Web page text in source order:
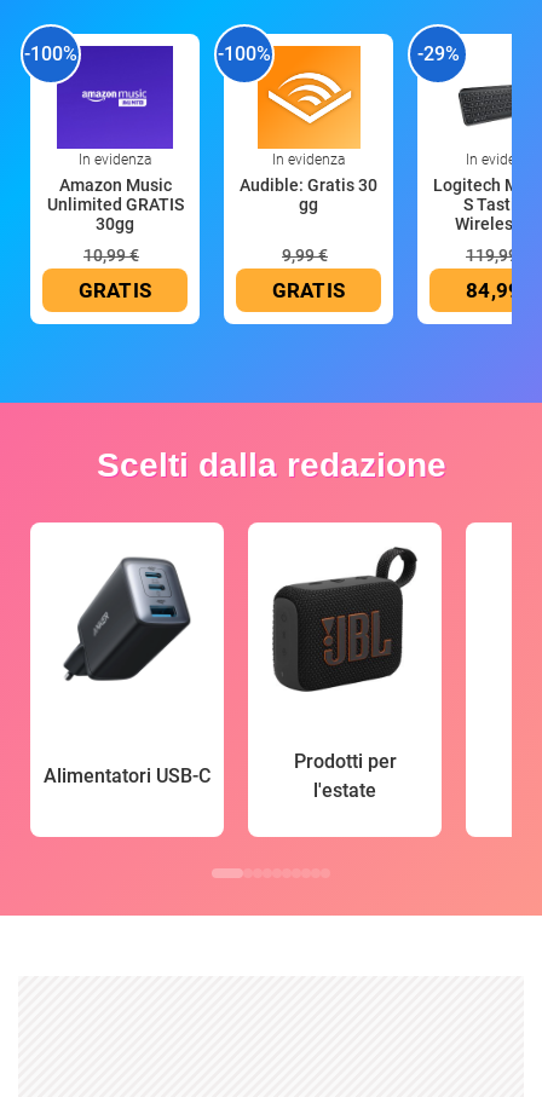
-100%
In evidenza
Amazon Music
Unlimited GRATIS
30gg
10,99 €
GRATIS
-100%
In evidenza
Audible: Gratis 30
gg
9,99 €
GRATIS
-29%
In evidenza
Logitech MX
S Tastiera
Wireless
119,99 €
84,99 €
Scelti dalla redazione
Alimentatori USB-C
Prodotti per
l'estate